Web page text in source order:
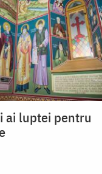
ai luptei pentru